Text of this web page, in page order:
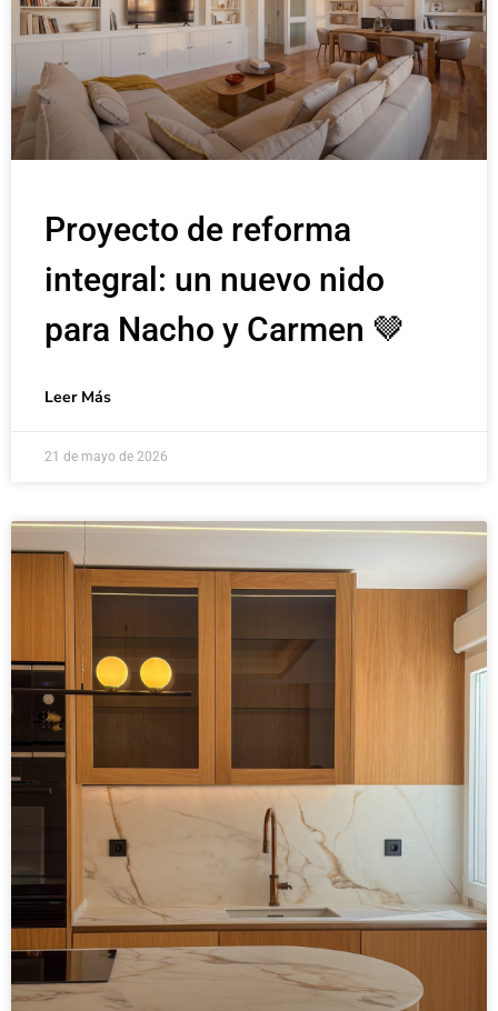
Proyecto de reforma
integral: un nuevo nido
para Nacho y Carmen 🤎
Leer Más
21 de mayo de 2026